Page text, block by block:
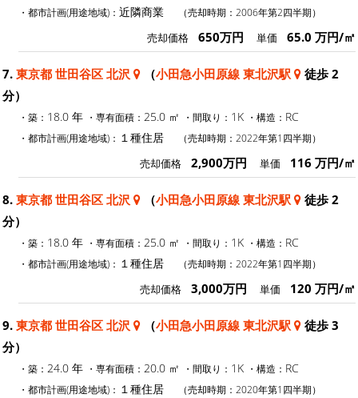
・都市計画(用途地域)： 近隣商業 （売却時期：2006年第2四半期）
売却価格 650万円 単価 65.0 万円/㎡
7. 東京都 世田谷区 北沢 （小田急小田原線 東北沢駅
徒歩 2
分）
・築： 18.0 年 ・専有面積： 25.0 ㎡ ・間取り： 1K ・構造： RC
・都市計画(用途地域)： １種住居 （売却時期：2022年第1四半期）
売却価格 2,900万円 単価 116 万円/㎡
8. 東京都 世田谷区 北沢 （小田急小田原線 東北沢駅
徒歩 2
分）
・築： 18.0 年 ・専有面積： 25.0 ㎡ ・間取り： 1K ・構造： RC
・都市計画(用途地域)： １種住居 （売却時期：2022年第1四半期）
売却価格 3,000万円 単価 120 万円/㎡
9. 東京都 世田谷区 北沢 （小田急小田原線 東北沢駅
徒歩 3
分）
・築： 24.0 年 ・専有面積： 20.0 ㎡ ・間取り： 1K ・構造： RC
・都市計画(用途地域)： １種住居 （売却時期：2020年第1四半期）